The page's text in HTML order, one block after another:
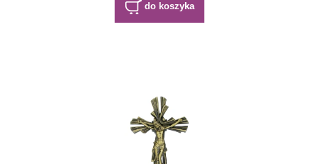
do koszyka